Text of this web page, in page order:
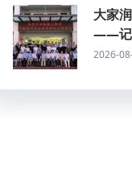
大家
——记
2026-